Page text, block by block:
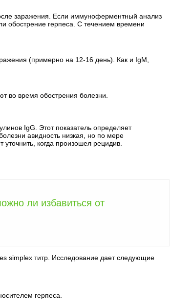
заражения. Если иммуноферментный анализ
обострение герпеса. С течением времени
(примерно на 12-16 день). Как и IgM,
во время обострения болезни.
IgG. Этот показатель определяет
авидность низкая, но по мере
когда произошел рецидив.
ли избавиться от
simplex титр. Исследование дает следующие
герпеса.